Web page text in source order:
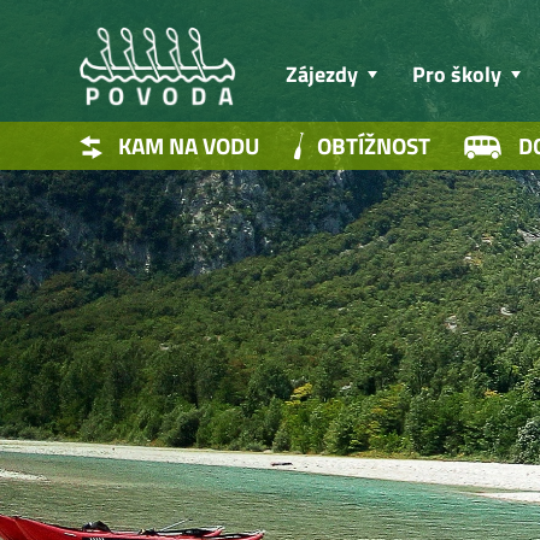
Zájezdy Pro školy
KAM NA VODU OBTÍŽNOST